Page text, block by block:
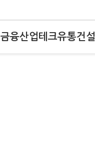
금융산업테크유통건설